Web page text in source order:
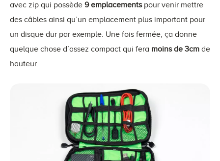
avec zip qui possède 9 emplacementspour venir mettre
des câbles ainsi qu’un emplacement plus important pour
un disque dur par exemple. Une fois fermée, ça donne
quelque chose d’assez compact qui fera moins de 3cm de
hauteur.